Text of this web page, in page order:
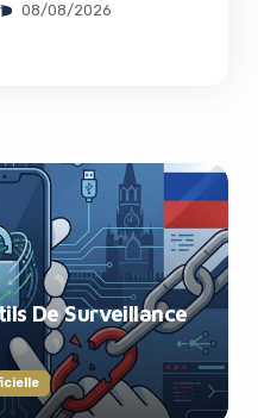
Clients Touchés
08/08/2026
De Surveillance